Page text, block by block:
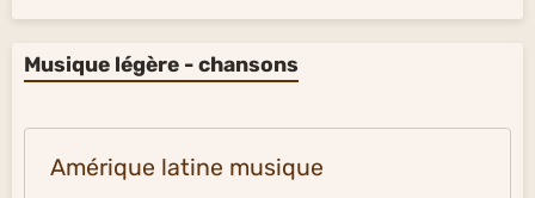
Musique légère - chansons
Amérique latine musique